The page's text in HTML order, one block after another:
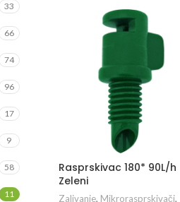
33
66
74
96
17
9
58
11
Rasprskivac 180* 90L/h
Zeleni
Zalivanje, Mikrorasprskivači,